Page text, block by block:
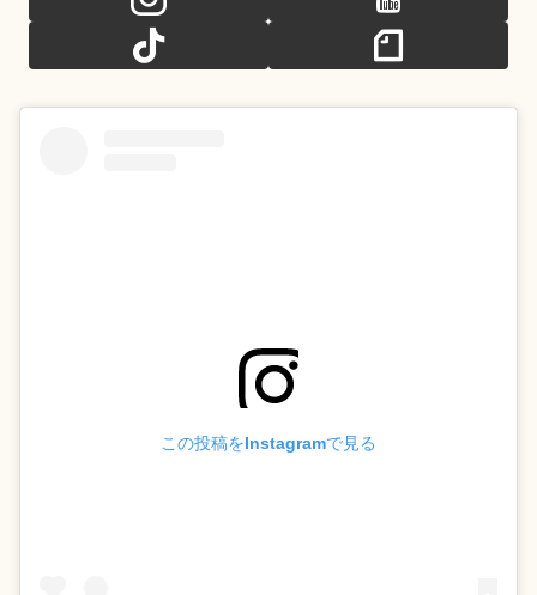
この投稿をInstagramで見る